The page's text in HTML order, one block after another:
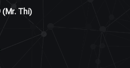
(Mr. Thi)